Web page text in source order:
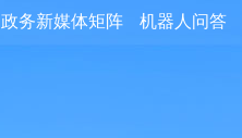
机器人问答
政务新媒体矩阵